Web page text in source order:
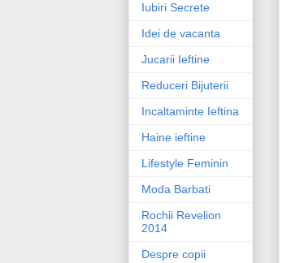
Iubiri Secrete
Idei de vacanta
Jucarii Ieftine
Reduceri Bijuterii
Incaltaminte Ieftina
Haine ieftine
Lifestyle Feminin
Moda Barbati
Rochii Revelion
2014
Despre copii